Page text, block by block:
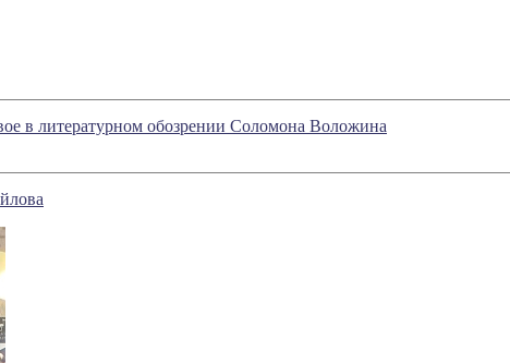
в литературном обозрении Соломона Воложина